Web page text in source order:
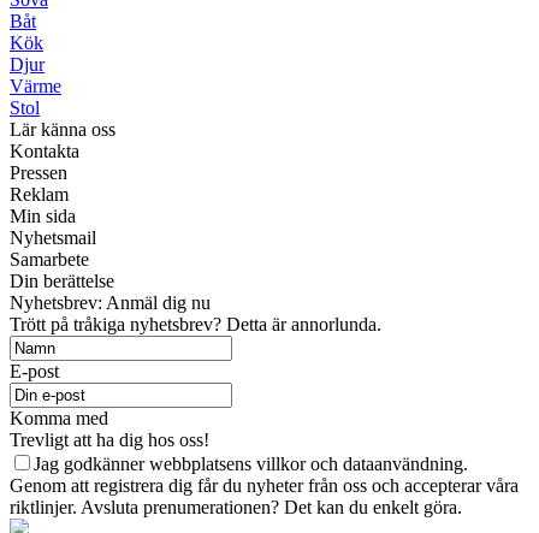
Båt
Kök
Djur
Värme
Stol
Lär känna oss
Kontakta
Pressen
Reklam
Min sida
Nyhetsmail
Samarbete
Din berättelse
Nyhetsbrev: Anmäl dig nu
Trött på tråkiga nyhetsbrev? Detta är annorlunda.
E-post
Komma med
Trevligt att ha dig hos oss!
Jag godkänner webbplatsens villkor och dataanvändning.
Genom att registrera dig får du nyheter från oss och accepterar våra
riktlinjer. Avsluta prenumerationen? Det kan du enkelt göra.